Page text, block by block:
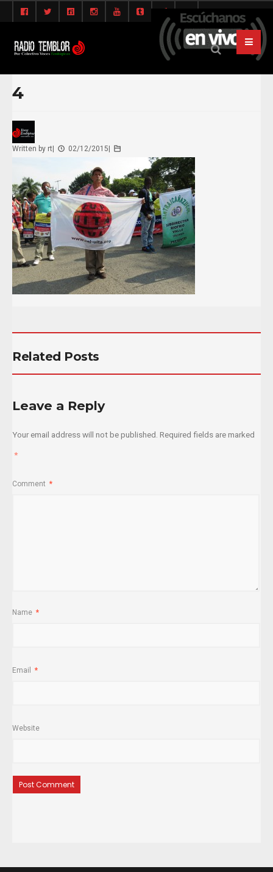
4
Written by rt 02/12/2015
Related Posts
Leave a Reply
Your email address will not be published. Required fields are marked
*
Comment *
Name *
Email *
Website